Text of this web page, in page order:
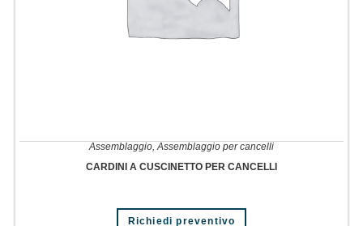
Assemblaggio,Assemblaggio per cancelli
CARDINI A CUSCINETTO PER CANCELLI
Richiedi preventivo